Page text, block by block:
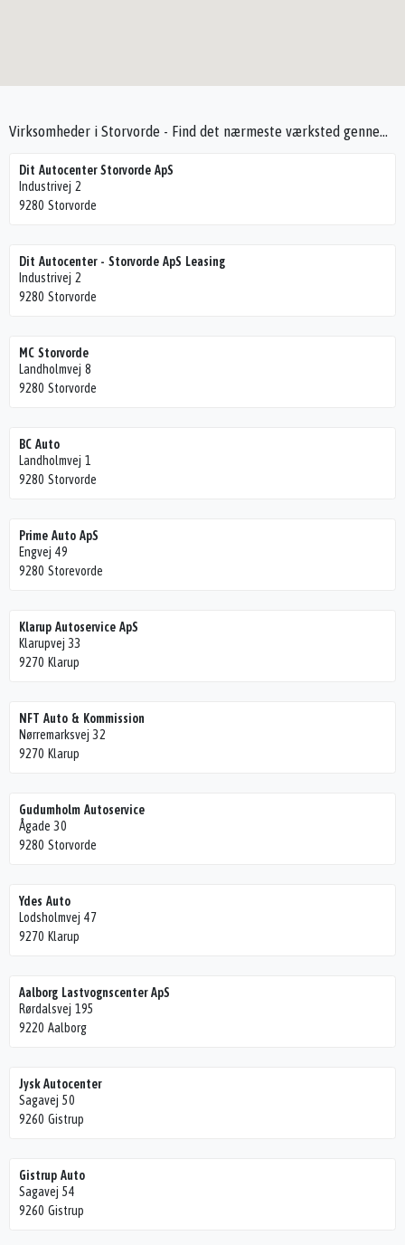
Virksomheder i Storvorde - Find det nærmeste værksted gennem Seek4Cars
Dit Autocenter Storvorde ApS
Industrivej 2
9280 Storvorde
Dit Autocenter - Storvorde ApS Leasing
Industrivej 2
9280 Storvorde
MC Storvorde
Landholmvej 8
9280 Storvorde
BC Auto
Landholmvej 1
9280 Storvorde
Prime Auto ApS
Engvej 49
9280 Storevorde
Klarup Autoservice ApS
Klarupvej 33
9270 Klarup
NFT Auto & Kommission
Nørremarksvej 32
9270 Klarup
Gudumholm Autoservice
Ågade 30
9280 Storvorde
Ydes Auto
Lodsholmvej 47
9270 Klarup
Aalborg Lastvognscenter ApS
Rørdalsvej 195
9220 Aalborg
Jysk Autocenter
Sagavej 50
9260 Gistrup
Gistrup Auto
Sagavej 54
9260 Gistrup